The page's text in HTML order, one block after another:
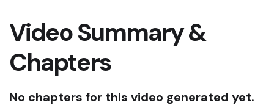
Video Summary &
Chapters
No chapters for this video generated yet.